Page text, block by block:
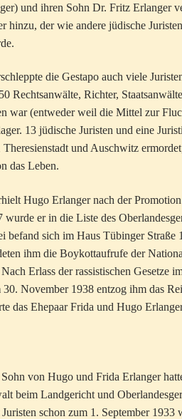
und ihren Sohn Dr. Fritz Erlanger
der wie andere jüdische
die Gestapo auch viele
Rechtsanwälte, Richter,
war (entweder weil die Mittel zur
13 jüdische Juristen und eine
und Auschwitz
das Leben.
Hugo Erlanger nach der
er in die Liste des
befand sich im Haus Tübinger
ihm die Boykottaufrufe der
Erlass der rassistischen Gesetze
November 1938 entzog ihm das
das Ehepaar Frida und Hugo
von Hugo und Frida Erlanger
beim Landgericht und
schon zum 1. September